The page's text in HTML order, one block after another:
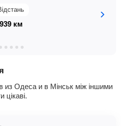
939 км
из Одеса и в Мінськ між іншими
цікаві.